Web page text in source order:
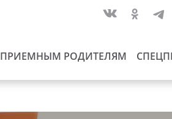
ПРИЕМНЫМ РОДИТЕЛЯМ